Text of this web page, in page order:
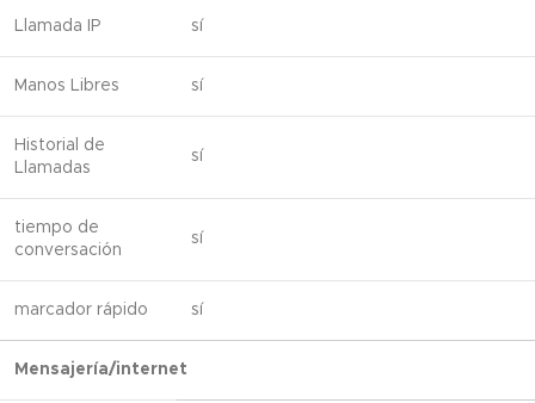
Llamada IP sí
Manos Libres sí
Historial de
Llamadas
sí
tiempo de
conversación
sí
marcador rápido sí
Mensajería/internet